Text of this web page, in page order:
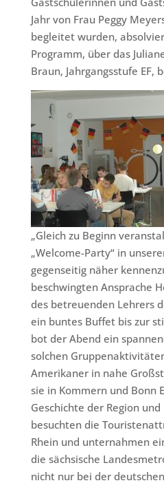
Jahr von Frau Peggy
begleitet wurden,
Programm, über das
Braun, Jahrgangsstufe EF,
„Gleich zu Beginn
„Welcome-Party“ in
gegenseitig näher
beschwingten Ansprache
des betreuenden Lehrers
ein buntes Buffet bis zur
bot der Abend ein
solchen
Amerikaner in nahe
sie in Kommern und Bonn
Geschichte der Region
besuchten die
Rhein und unternahmen
die sächsische
nicht nur bei der